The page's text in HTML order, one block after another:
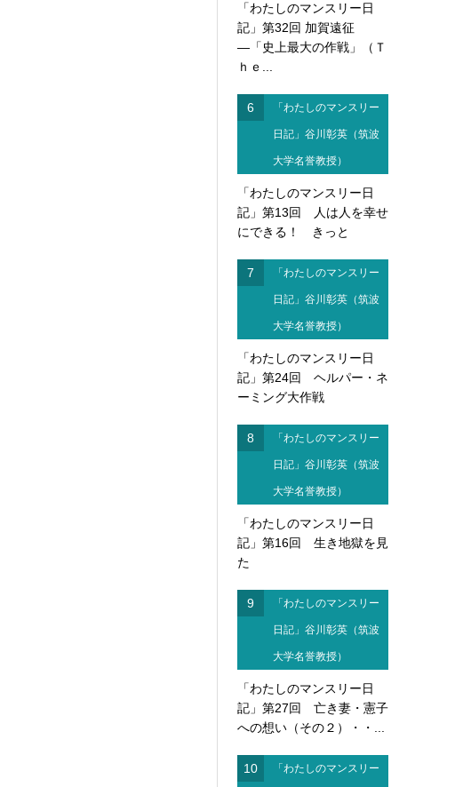
「わたしのマンスリー日
記」第32回 加賀遠征
―「史上最大の作戦」（Ｔ
ｈｅ...
6 「わたしのマンスリー
日記」谷川彰英（筑波
大学名誉教授）
「わたしのマンスリー日
記」第13回 人は人を幸せ
にできる！ きっと
7 「わたしのマンスリー
日記」谷川彰英（筑波
大学名誉教授）
「わたしのマンスリー日
記」第24回 ヘルパー・ネ
ーミング大作戦
8 「わたしのマンスリー
日記」谷川彰英（筑波
大学名誉教授）
「わたしのマンスリー日
記」第16回 生き地獄を見
た
9 「わたしのマンスリー
日記」谷川彰英（筑波
大学名誉教授）
「わたしのマンスリー日
記」第27回 亡き妻・憲子
への想い（その２）・・...
10 「わたしのマンスリー